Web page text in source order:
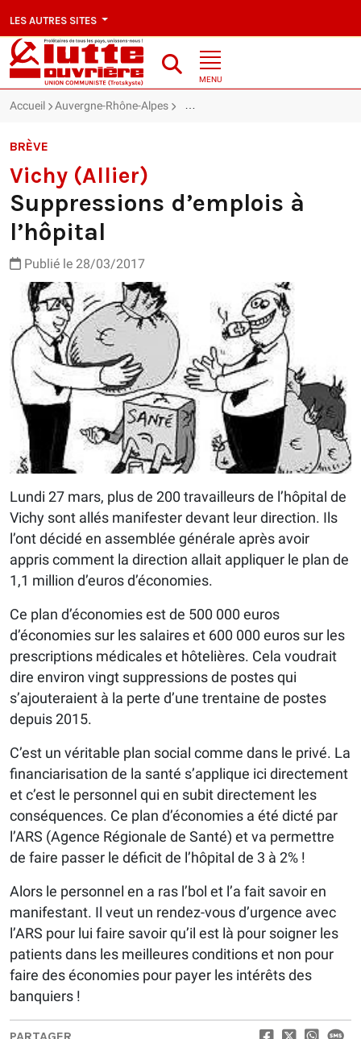
LES AUTRES SITES
MENU
Accueil Auvergne-Rhône-Alpes Vichy (Allier) : Suppressions
BRÈVE
Vichy (Allier)
Suppressions d’emplois à
l’hôpital
Publié le 28/03/2017
Lundi 27 mars, plus de 200 travailleurs de l’hôpital de
Vichy sont allés manifester devant leur direction. Ils
l’ont décidé en assemblée générale après avoir
appris comment la direction allait appliquer le plan de
1,1 million d’euros d’économies.
Ce plan d’économies est de 500 000 euros
d’économies sur les salaires et 600 000 euros sur les
prescriptions médicales et hôtelières. Cela voudrait
dire environ vingt suppressions de postes qui
s’ajouteraient à la perte d’une trentaine de postes
depuis 2015.
C’est un véritable plan social comme dans le privé. La
financiarisation de la santé s’applique ici directement
et c’est le personnel qui en subit directement les
conséquences. Ce plan d’économies a été dicté par
l’ARS (Agence Régionale de Santé) et va permettre
de faire passer le déficit de l’hôpital de 3 à 2% !
Alors le personnel en a ras l’bol et l’a fait savoir en
manifestant. Il veut un rendez-vous d’urgence avec
l’ARS pour lui faire savoir qu’il est là pour soigner les
patients dans les meilleures conditions et non pour
faire des économies pour payer les intérêts des
banquiers !